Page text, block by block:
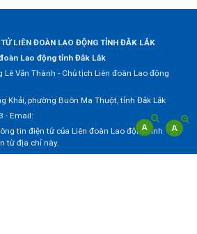
LIÊN ĐOÀN LAO ĐỘNG TỈNH ĐẮK LẮK
Lao động tỉnh Đắk Lắk
Lê Văn Thành - Chủ tịch Liên đoàn Lao động
Khải, phường Buôn Ma Thuột, tỉnh Đắk Lắk
- Email:
tin điện tử của Liên đoàn Lao động tỉnh
từ địa chỉ này.